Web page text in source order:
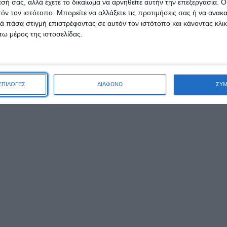
σας, αλλά έχετε το δικαίωμα να αρνηθείτε αυτήν την επεξεργασία.
τον ιστότοπο. Μπορείτε να αλλάξετε τις προτιμήσεις σας ή να
στιγμή επιστρέφοντας σε αυτόν τον ιστότοπο και κάνοντας
μέρος της ιστοσελίδας.
ΔΙΑΦΩΝΩ
(Μηχανή
€